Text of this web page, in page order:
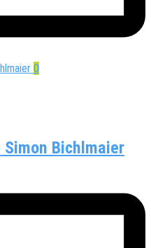
0
Bichlmaier